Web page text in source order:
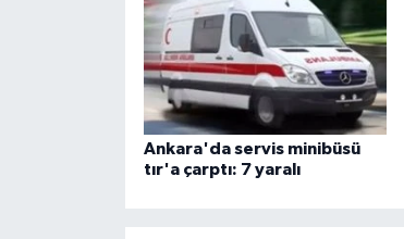
Ankara'da servis minibüsü
tır'a çarptı: 7 yaralı